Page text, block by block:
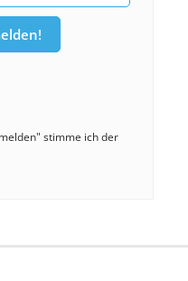
stimme ich der